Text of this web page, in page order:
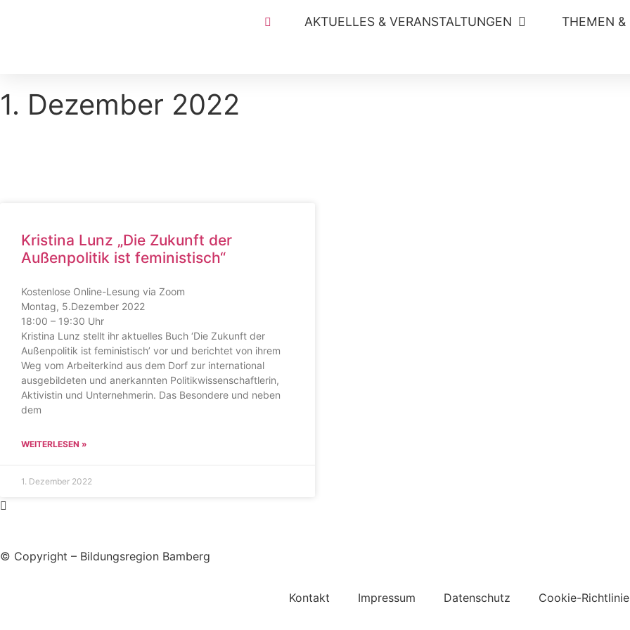
AKTUELLES & VERANSTALTUNGEN THEMEN &
1. Dezember 2022
Kristina Lunz „Die Zukunft der
Außenpolitik ist feministisch“
Kostenlose Online-Lesung via Zoom
Montag, 5.Dezember 2022
18:00 – 19:30 Uhr
Kristina Lunz stellt ihr aktuelles Buch ‘Die Zukunft der
Außenpolitik ist feministisch’ vor und berichtet von ihrem
Weg vom Arbeiterkind aus dem Dorf zur international
ausgebildeten und anerkannten Politikwissenschaftlerin,
Aktivistin und Unternehmerin. Das Besondere und neben
dem
WEITERLESEN »
1. Dezember 2022
© Copyright – Bildungsregion Bamberg
Kontakt Impressum Datenschutz Cookie-